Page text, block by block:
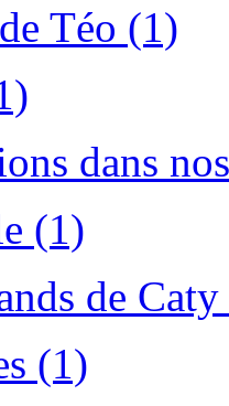
Téo (1)
dans
(1)
de
(1)